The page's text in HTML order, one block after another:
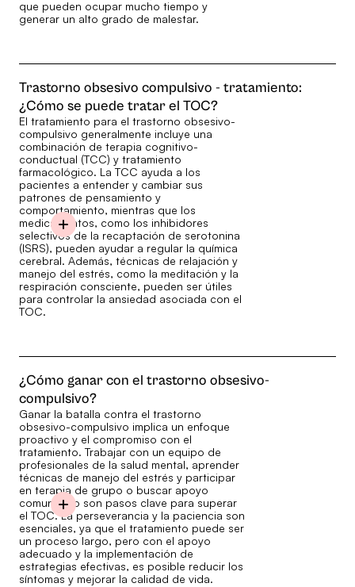
que pueden ocupar mucho tiempo y
generar un alto grado de malestar.
Trastorno obsesivo compulsivo - tratamiento:
¿Cómo se puede tratar el TOC?
El tratamiento para el trastorno obsesivo-
compulsivo generalmente incluye una
combinación de terapia cognitivo-
conductual (TCC) y tratamiento
farmacológico. La TCC ayuda a los
pacientes a entender y cambiar sus
patrones de pensamiento y
comportamiento, mientras que los
medicamentos, como los inhibidores
selectivos de la recaptación de serotonina
(ISRS), pueden ayudar a regular la química
cerebral. Además, técnicas de relajación y
manejo del estrés, como la meditación y la
respiración consciente, pueden ser útiles
para controlar la ansiedad asociada con el
TOC.
¿Cómo ganar con el trastorno obsesivo-
compulsivo?
Ganar la batalla contra el trastorno
obsesivo-compulsivo implica un enfoque
proactivo y el compromiso con el
tratamiento. Trabajar con un equipo de
profesionales de la salud mental, aprender
técnicas de manejo del estrés y participar
en terapia de grupo o buscar apoyo
comunitario son pasos clave para superar
el TOC. La perseverancia y la paciencia son
esenciales, ya que el tratamiento puede ser
un proceso largo, pero con el apoyo
adecuado y la implementación de
estrategias efectivas, es posible reducir los
síntomas y mejorar la calidad de vida.